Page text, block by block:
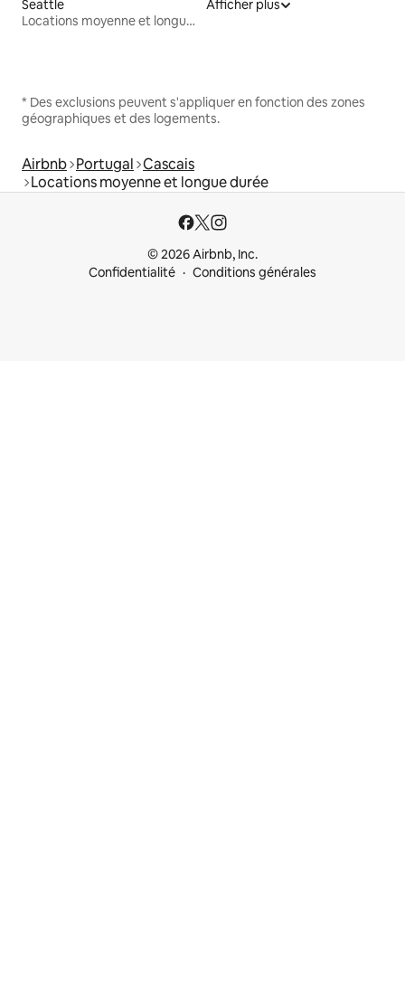
Seattle
Locations moyenne et longue durée
Afficher plus
* Des exclusions peuvent s'appliquer en fonction des zones
géographiques et des logements.
Airbnb Portugal Cascais
Locations moyenne et longue durée
© 2026 Airbnb, Inc.
Confidentialité
Conditions générales